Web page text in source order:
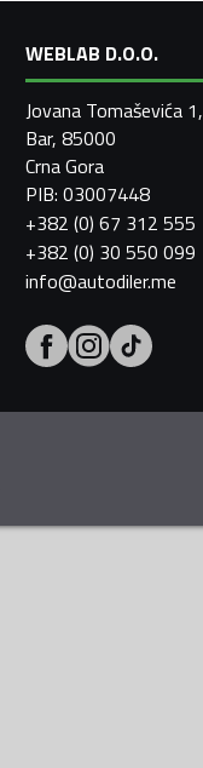
WEBLAB D.O.O.
Jovana Tomaševića 1,
Bar, 85000
Crna Gora
PIB: 03007448
+382 (0) 67 312 555
+382 (0) 30 550 099
info@autodiler.me